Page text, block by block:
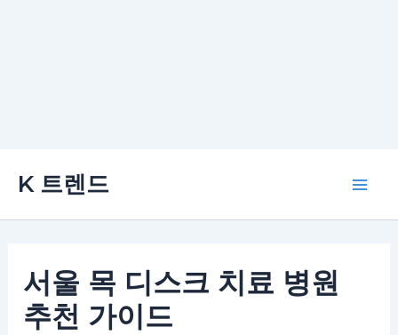
K 트렌드
서울 목 디스크 치료 병원
추천 가이드